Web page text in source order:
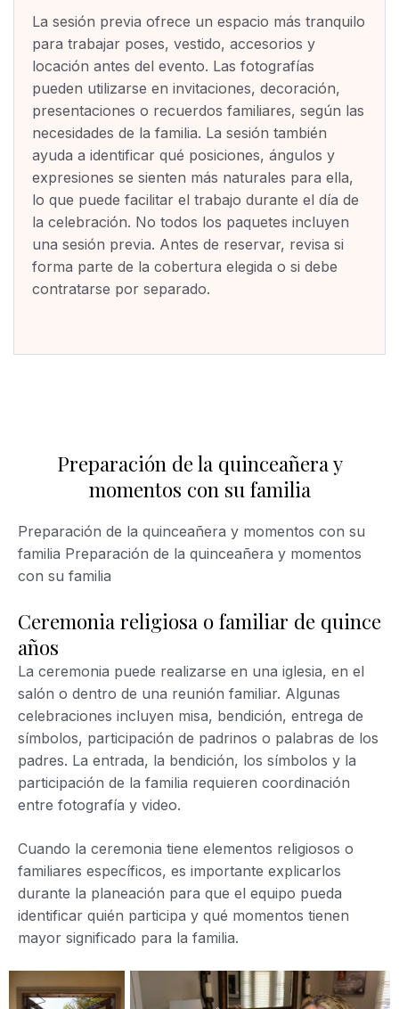
La sesión previa ofrece un espacio más tranquilo
para trabajar poses, vestido, accesorios y
locación antes del evento. Las fotografías
pueden utilizarse en invitaciones, decoración,
presentaciones o recuerdos familiares, según las
necesidades de la familia. La sesión también
ayuda a identificar qué posiciones, ángulos y
expresiones se sienten más naturales para ella,
lo que puede facilitar el trabajo durante el día de
la celebración. No todos los paquetes incluyen
una sesión previa. Antes de reservar, revisa si
forma parte de la cobertura elegida o si debe
contratarse por separado.
Preparación de la quinceañera y
momentos con su familia
Preparación de la quinceañera y momentos con su
familia Preparación de la quinceañera y momentos
con su familia
Ceremonia religiosa o familiar de quince
años
La ceremonia puede realizarse en una iglesia, en el
salón o dentro de una reunión familiar. Algunas
celebraciones incluyen misa, bendición, entrega de
símbolos, participación de padrinos o palabras de los
padres. La entrada, la bendición, los símbolos y la
participación de la familia requieren coordinación
entre fotografía y video.
Cuando la ceremonia tiene elementos religiosos o
familiares específicos, es importante explicarlos
durante la planeación para que el equipo pueda
identificar quién participa y qué momentos tienen
mayor significado para la familia.